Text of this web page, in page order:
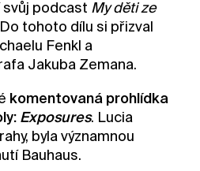
svůj podcast My děti ze
tohoto dílu si přizval
Fenkl a
Jakuba Zemana.
komentovaná prohlídka
Exposures. Lucia
byla významnou
Bauhaus.